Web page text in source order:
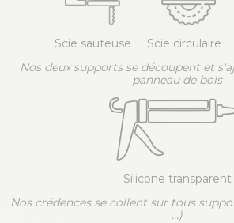
Scie sauteuse Scie circulaire
Nos deux supports se découpent et
panneau de bois
Silicone transparent
Nos crédences se collent sur tous
...)